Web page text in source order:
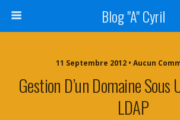
Blog "A" Cyril
11 Septembre 2012 • Aucun
Gestion D’un Domaine
LDAP